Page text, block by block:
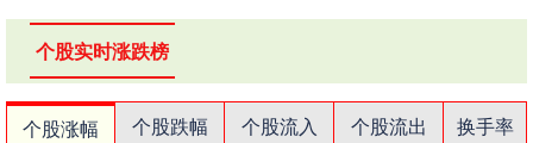
个股实时涨跌榜
个股涨幅 个股跌幅 个股流入 个股流出
换手率